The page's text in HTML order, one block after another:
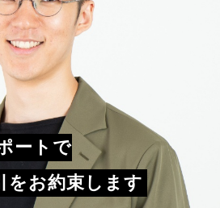
ートで
をお約束します